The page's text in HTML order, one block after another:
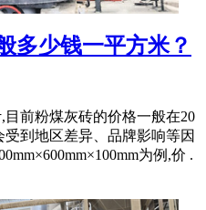
多少钱一平方米？
前粉煤灰砖的价格一般在20
到地区差异、品牌影响等因
为例,价 .